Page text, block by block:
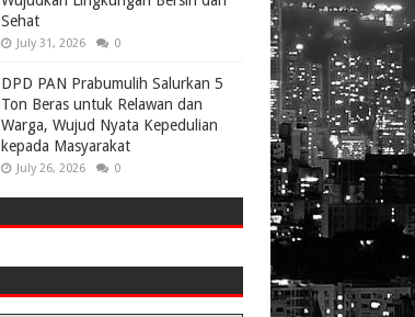
Sehat
July 31, 2026 0
DPD PAN Prabumulih Salurkan 5
Ton Beras untuk Relawan dan
Warga, Wujud Nyata Kepedulian
kepada Masyarakat
July 26, 2026 0